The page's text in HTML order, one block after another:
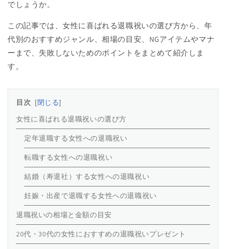
でしょうか。
この記事では、女性に喜ばれる退職祝いの選び方から、年
代別のおすすめジャンル、相場の目安、NGアイテムやマナ
ーまで、失敗しないためのポイントをまとめて紹介しま
す。
目次 閉じる
女性に喜ばれる退職祝いの選び方
定年退職する女性への退職祝い
転職する女性への退職祝い
結婚（寿退社）する女性への退職祝い
妊娠・出産で退職する女性への退職祝い
退職祝いの相場と金額の目安
20代・30代の女性におすすめの退職祝いプレゼント